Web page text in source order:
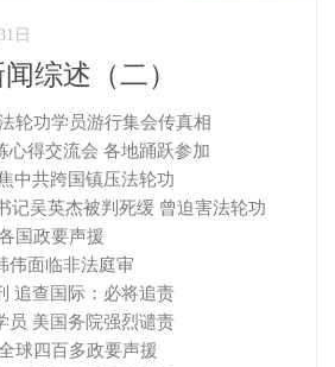
日
综述（二）
轮功学员游行集会传真相
心得交流会 各地踊跃参加
中共跨国镇压法轮功
记吴英杰被判死缓 曾迫害法轮功
国政要声援
伟面临非法庭审
追查国际：必将追责
员 美国务院强烈谴责
球四百多政要声援